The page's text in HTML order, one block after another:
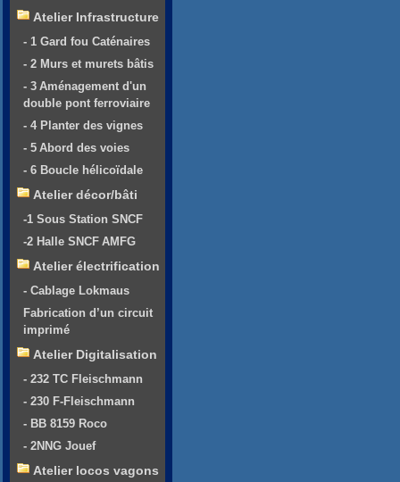
Atelier Infrastructure
- 1 Gard fou Caténaires
- 2 Murs et murets bâtis
- 3 Aménagement d'un
double pont ferroviaire
- 4 Planter des vignes
- 5 Abord des voies
- 6 Boucle hélicoïdale
Atelier décor/bâti
-1 Sous Station SNCF
-2 Halle SNCF AMFG
Atelier électrification
- Cablage Lokmaus
Fabrication d’un circuit
imprimé
Atelier Digitalisation
- 232 TC Fleischmann
- 230 F-Fleischmann
- BB 8159 Roco
- 2NNG Jouef
Atelier locos vagons